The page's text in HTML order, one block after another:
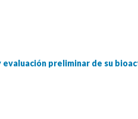
preliminar de su